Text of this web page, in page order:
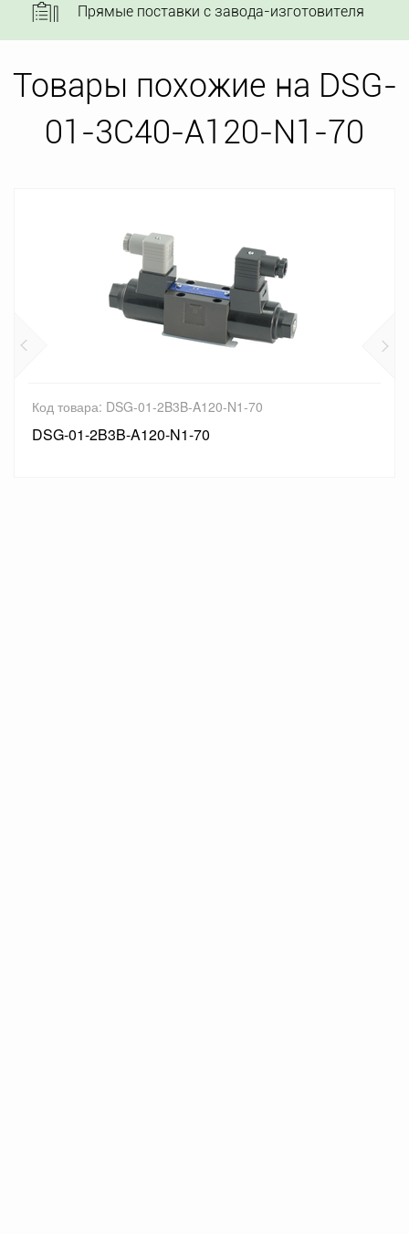
Прямые поставки с завода-изготовителя
Товары похожие на DSG-
01-3C40-A120-N1-70
Код товара: DSG-01-2B3B-A120-N1-70
DSG-01-2B3B-A120-N1-70